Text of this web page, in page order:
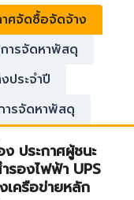
าศจัดซื้อจัดจ้าง
ารจัดหาพัสดุ
ประจำปี
ารจัดหาพัสดุ
ประกาศผู้ชนะ
รองไฟฟ้า UPS
เครือข่ายหลัก